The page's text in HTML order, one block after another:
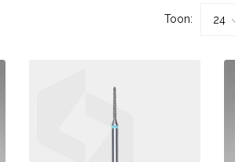
Toon: